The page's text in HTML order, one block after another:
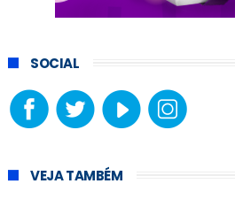
SOCIAL
VEJA TAMBÉM